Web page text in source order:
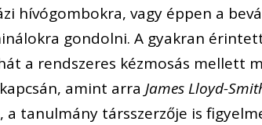
hívógombokra, vagy éppen a
gondolni. A gyakran
a rendszeres kézmosás mellett
amint arraJames Lloyd-
a tanulmány társszerzője is